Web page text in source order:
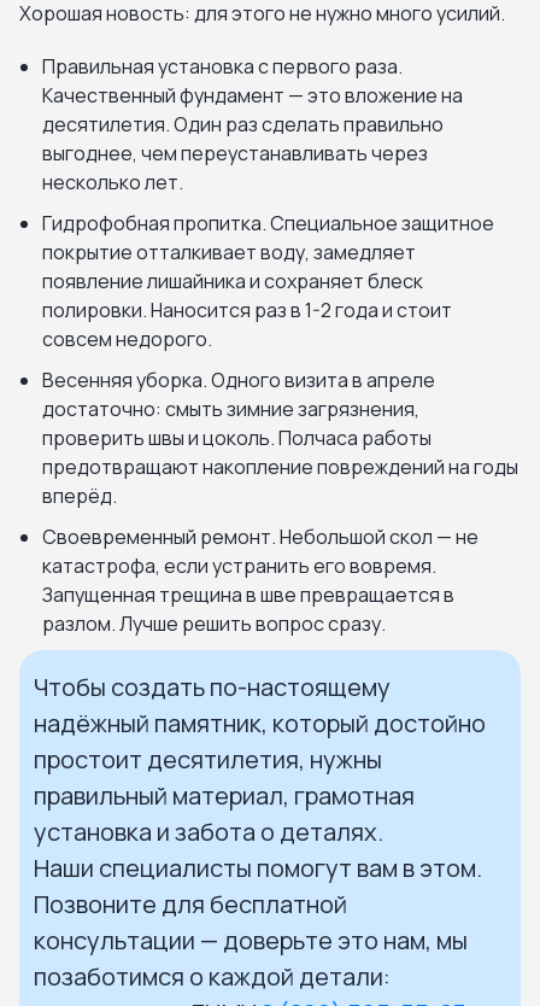
Хорошая новость: для этого не нужно много усилий.
Правильная установка с первого раза.
Качественный фундамент — это вложение на
десятилетия. Один раз сделать правильно
выгоднее, чем переустанавливать через
несколько лет.
Гидрофобная пропитка. Специальное защитное
покрытие отталкивает воду, замедляет
появление лишайника и сохраняет блеск
полировки. Наносится раз в 1-2 года и стоит
совсем недорого.
Весенняя уборка. Одного визита в апреле
достаточно: смыть зимние загрязнения,
проверить швы и цоколь. Полчаса работы
предотвращают накопление повреждений на годы
вперёд.
Своевременный ремонт. Небольшой скол — не
катастрофа, если устранить его вовремя.
Запущенная трещина в шве превращается в
разлом. Лучше решить вопрос сразу.
Чтобы создать по-настоящему
надёжный памятник, который достойно
простоит десятилетия, нужны
правильный материал, грамотная
установка и забота о деталях.
Наши специалисты помогут вам в этом.
Позвоните для бесплатной
консультации — доверьте это нам, мы
позаботимся о каждой детали: